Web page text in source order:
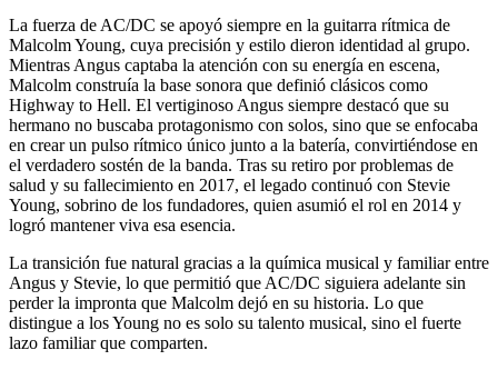
La fuerza de AC/DC se apoyó siempre en la guitarra rítmica de
Malcolm Young, cuya precisión y estilo dieron identidad al grupo.
Mientras Angus captaba la atención con su energía en escena,
Malcolm construía la base sonora que definió clásicos como
Highway to Hell. El vertiginoso Angus siempre destacó que su
hermano no buscaba protagonismo con solos, sino que se enfocaba
en crear un pulso rítmico único junto a la batería, convirtiéndose en
el verdadero sostén de la banda. Tras su retiro por problemas de
salud y su fallecimiento en 2017, el legado continuó con Stevie
Young, sobrino de los fundadores, quien asumió el rol en 2014 y
logró mantener viva esa esencia.
La transición fue natural gracias a la química musical y familiar entre
Angus y Stevie, lo que permitió que AC/DC siguiera adelante sin
perder la impronta que Malcolm dejó en su historia. Lo que
distingue a los Young no es solo su talento musical, sino el fuerte
lazo familiar que comparten.